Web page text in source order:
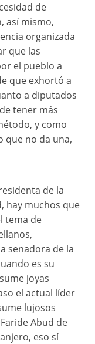
de
así mismo,
organizada
que las
el pueblo a
que exhortó a
a diputados
tener más
y como
que no da una,
de la
hay muchos que
tema de
senadora de la
es su
joyas
el actual líder
lujosos
Abud de
eso sí